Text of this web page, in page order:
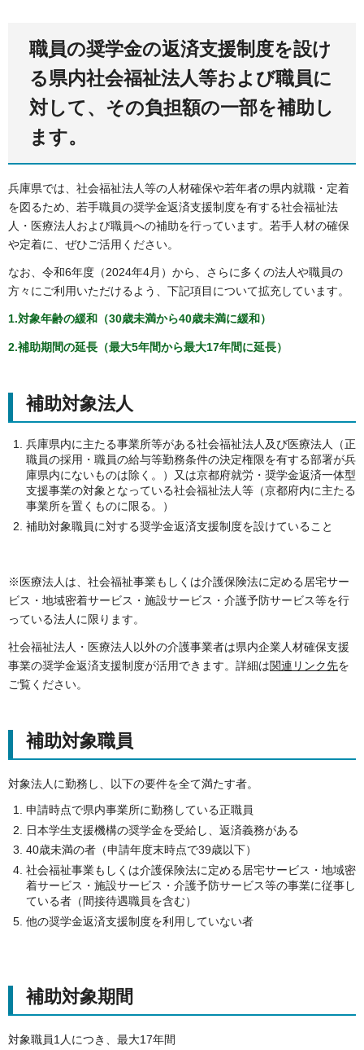
職員の奨学金の返済支援制度を設け
る県内社会福祉法人等および職員に
対して、その負担額の一部を補助し
ます。
兵庫県では、社会福祉法人等の人材確保や若年者の県内就職・定着
を図るため、若手職員の奨学金返済支援制度を有する社会福祉法
人・医療法人および職員への補助を行っています。若手人材の確保
や定着に、ぜひご活用ください。
なお、令和6年度（2024年4月）から、さらに多くの法人や職員の
方々にご利用いただけるよう、下記項目について拡充しています。
1.対象年齢の緩和（30歳未満から40歳未満に緩和）
2.補助期間の延長（最大5年間から最大17年間に延長）
補助対象法人
兵庫県内に主たる事業所等がある社会福祉法人及び医療法人（正
職員の採用・職員の給与等勤務条件の決定権限を有する部署が兵
庫県内にないものは除く。）又は京都府就労・奨学金返済一体型
支援事業の対象となっている社会福祉法人等（京都府内に主たる
事業所を置くものに限る。）
補助対象職員に対する奨学金返済支援制度を設けていること
※医療法人は、社会福祉事業もしくは介護保険法に定める居宅サー
ビス・地域密着サービス・施設サービス・介護予防サービス等を行
っている法人に限ります。
社会福祉法人・医療法人以外の介護事業者は県内企業人材確保支援
事業の奨学金返済支援制度が活用できます。詳細は関連リンク先を
ご覧ください。
補助対象職員
対象法人に勤務し、以下の要件を全て満たす者。
申請時点で県内事業所に勤務している正職員
日本学生支援機構の奨学金を受給し、返済義務がある
40歳未満の者（申請年度末時点で39歳以下）
社会福祉事業もしくは介護保険法に定める居宅サービス・地域密
着サービス・施設サービス・介護予防サービス等の事業に従事し
ている者（間接待遇職員を含む）
他の奨学金返済支援制度を利用していない者
補助対象期間
対象職員1人につき、最大17年間